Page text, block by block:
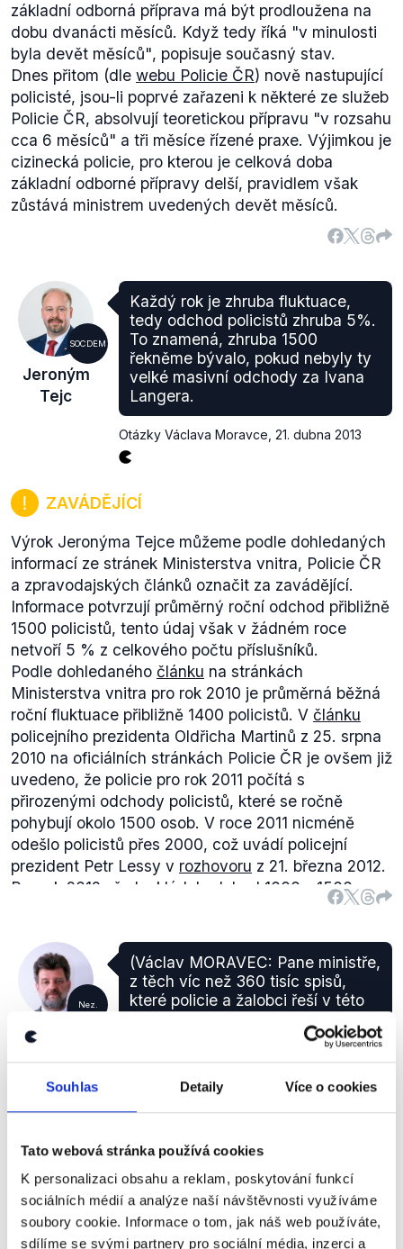
Souhlas Detaily Více o cookies
Tato webová stránka používá cookies
K personalizaci obsahu a reklam, poskytování funkcí
sociálních médií a analýze naší návštěvnosti využíváme
soubory cookie. Informace o tom, jak náš web používáte,
sdílíme se svými partnery pro sociální média, inzerci a
základní odborná příprava má být prodloužena na
dobu dvanácti měsíců. Když tedy říká "v minulosti
byla devět měsíců", popisuje současný stav.
Dnes přitom (dle webu Policie ČR) nově nastupující
policisté, jsou-li poprvé zařazeni k některé ze služeb
Policie ČR, absolvují teoretickou přípravu "v rozsahu
cca 6 měsíců" a tři měsíce řízené praxe. Výjimkou je
cizinecká policie, pro kterou je celková doba
základní odborné přípravy delší, pravidlem však
zůstává ministrem uvedených devět měsíců.
SOCDEM
Jeroným
Tejc
Každý rok je zhruba fluktuace,
tedy odchod policistů zhruba 5%.
To znamená, zhruba 1500
řekněme bývalo, pokud nebyly ty
velké masivní odchody za Ivana
Langera.
Otázky Václava Moravce 21. dubna 2013
ZAVÁDĚJÍCÍ
Výrok Jeronýma Tejce můžeme podle dohledaných
informací ze stránek Ministerstva vnitra, Policie ČR
a zpravodajských článků označit za zavádějící.
Informace potvrzují průměrný roční odchod přibližně
1500 policistů, tento údaj však v žádném roce
netvoří 5 % z celkového počtu příslušníků.
Podle dohledaného článku na stránkách
Ministerstva vnitra pro rok 2010 je průměrná běžná
roční fluktuace přibližně 1400 policistů. V článku
policejního prezidenta Oldřicha Martinů z 25. srpna
2010 na oficiálních stránkách Policie ČR je ovšem již
uvedeno, že policie pro rok 2011 počítá s
přirozenými odchody policistů, které se ročně
pohybují okolo 1500 osob. V roce 2011 nicméně
odešlo policistů přes 2000, což uvádí policejní
prezident Petr Lessy v rozhovoru z 21. března 2012.
Pro rok 2012 předpokládal odchod 1000 - 1500
1500.
Ivan Langer působil jako ministr vnitra vprvníi
druhévládě Mirka Topolánka. Za jeho působení
došlok hromadnému odchodu policistů v souvislosti
se zákonem o služebním poměru. V roce 2007
odešlo 5475 policistů, v roce 2008 pak 3423
policistů.
existuje otázka, který počet policistů použít jako
základ pro výpočet, uvedených 1500 odchozích
policistů netvoří 5 % ani vplánupro rok 2013
(38966 osob), ale 3,85 %. Hodnota se, jak lze vidět
v následující tabulce, pohybuje v rozmezí 3-4 %.
Nez.
Jan Kubice
(Václav MORAVEC: Pane ministře,
z těch víc než 360 tisíc spisů,
které policie a žalobci řeší v této
trestní, trestná činnost bude
vymezena jak? Je to zhruba 100
Otázky Václava Moravce,21. dubna 2013
NEOVĚŘITELNÉ
Podobný výrok jsme ověřovali již dříve, a znovu
musíme konstatovat, že policejní statistiky pojem